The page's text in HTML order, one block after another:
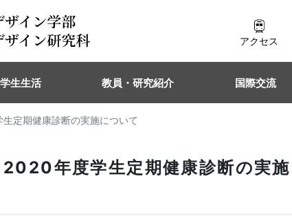
アクセス
学生生活 教員・研究紹介 国際交流
定期健康診断の実施について
年度学生定期健康診断の実